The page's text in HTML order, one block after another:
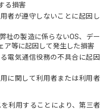
る損害
者が遵守しないことに起因し
社の製造に係らないOS、デー
ア等に起因して発生した損害
電気通信役務の不具合に起因
に関して利用者または利用者
利用することにより、第三者